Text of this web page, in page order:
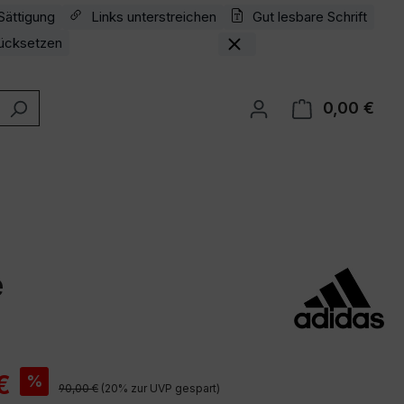
Links unterstreichen
Gut lesbare Schrift
0,00 €
% Regulärer Preis:
90,00 € (20% zur UVP gespart)